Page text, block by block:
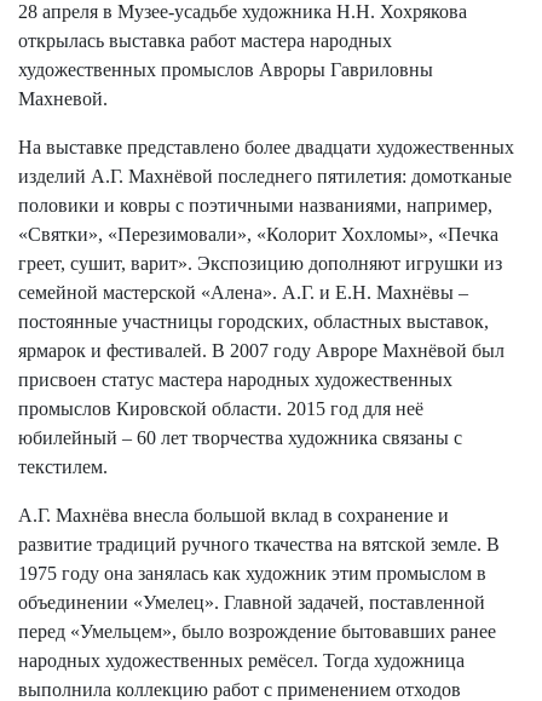
28 апреля в Музее-усадьбе художника Н.Н. Хохрякова
открылась выставка работ мастера народных
художественных промыслов Авроры Гавриловны
Махневой.
На выставке представлено более двадцати художественных
изделий А.Г. Махнёвой последнего пятилетия: домотканые
половики и ковры с поэтичными названиями, например,
«Святки», «Перезимовали», «Колорит Хохломы», «Печка
греет, сушит, варит». Экспозицию дополняют игрушки из
семейной мастерской «Алена». А.Г. и Е.Н. Махнёвы –
постоянные участницы городских, областных выставок,
ярмарок и фестивалей. В 2007 году Авроре Махнёвой был
присвоен статус мастера народных художественных
промыслов Кировской области. 2015 год для неё
юбилейный – 60 лет творчества художника связаны с
текстилем.
А.Г. Махнёва внесла большой вклад в сохранение и
развитие традиций ручного ткачества на вятской земле. В
1975 году она занялась как художник этим промыслом в
объединении «Умелец». Главной задачей, поставленной
перед «Умельцем», было возрождение бытовавших ранее
народных художественных ремёсел. Тогда художница
выполнила коллекцию работ с применением отходов